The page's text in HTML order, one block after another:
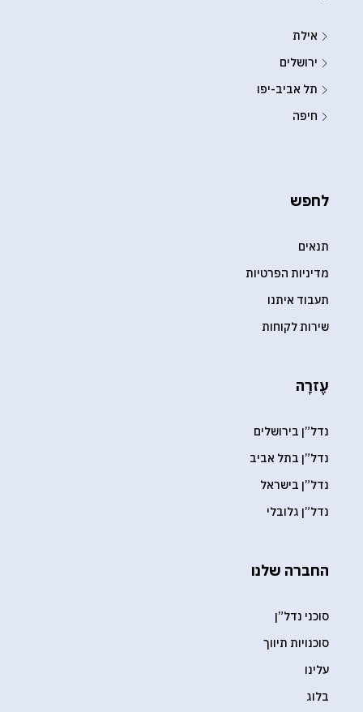
אילת
ירושלים
תל אביב-יפו
חיפה
לחפש
תנאים
מדיניות הפרטיות
תעבוד איתנו
שירות לקוחות
עֶזרָה
נדל”ן בירושלים
נדל”ן בתל אביב
נדל”ן בישראל
נדל”ן גלובלי
החברה שלנו
סוכני נדל”ן
סוכנויות תיווך
עלינו
בלוג